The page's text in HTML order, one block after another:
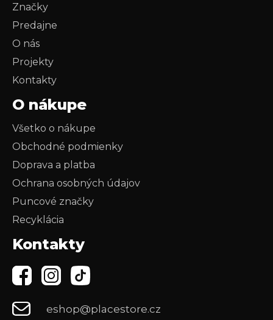
Značky
Predajne
O nás
Projekty
Kontakty
O nákupe
Všetko o nákupe
Obchodné podmienky
Doprava a platba
Ochrana osobných údajov
Puncové značky
Recyklácia
Kontakty
eshop@placestore.cz